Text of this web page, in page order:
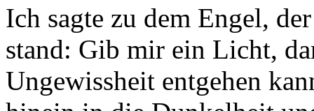
Ich sagte zu dem Engel,
stand: Gib mir ein Licht,
Ungewissheit entgehen